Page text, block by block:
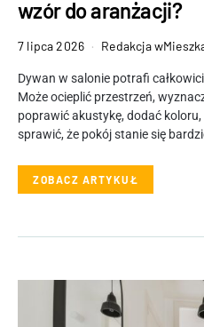
wzór do aranżacji?
7 lipca 2026 Redakcja
Dywan w salonie potrafi
Może ocieplić przestrzeń,
poprawić akustykę, dodać
sprawić, że pokój stanie się
ZOBACZ ARTYKUŁ